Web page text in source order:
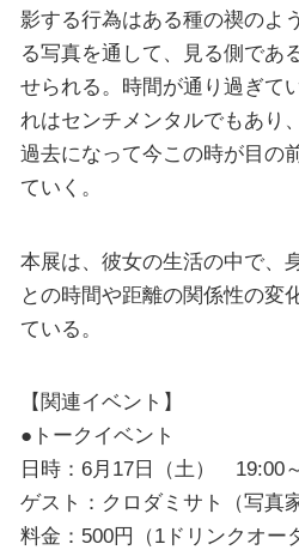
影する行為はある種の禊のよ
る写真を通して、見る側であ
せられる。時間が通り過ぎて
れはセンチメンタルでもあり
過去になって今この時が目の
ていく。
本展は、彼女の生活の中で、
との時間や距離の関係性の変
ている。
【関連イベント】
●トークイベント
日時：6月17日（土） 19:00
ゲスト：クロダミサト（写真家
料金：500円（1ドリンクオー